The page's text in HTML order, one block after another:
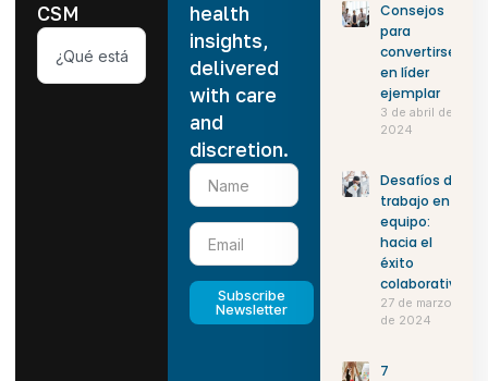
CSM
health
insights,
delivered
with care
and
discretion.
Subscribe
Newsletter
Consejos
para
convertirse
en líder
ejemplar
3 de abril de
2024
Desafíos del
trabajo en
equipo:
hacia el
éxito
colaborativo
27 de marzo
de 2024
7